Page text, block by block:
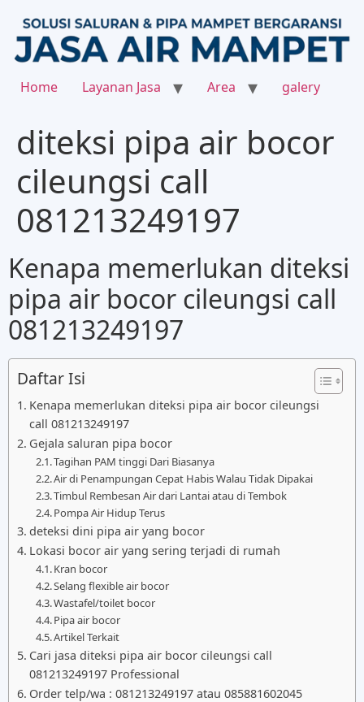
Home Layanan Jasa Area galery
diteksi pipa air bocor
cileungsi call
081213249197
Kenapa memerlukan diteksi
pipa air bocor cileungsi call
081213249197
Daftar Isi
Kenapa memerlukan diteksi pipa air bocor cileungsi
call 081213249197
Gejala saluran pipa bocor
Tagihan PAM tinggi Dari Biasanya
Air di Penampungan Cepat Habis Walau Tidak Dipakai
Timbul Rembesan Air dari Lantai atau di Tembok
Pompa Air Hidup Terus
deteksi dini pipa air yang bocor
Lokasi bocor air yang sering terjadi di rumah
Kran bocor
Selang flexible air bocor
Wastafel/toilet bocor
Pipa air bocor
Artikel Terkait
Cari jasa diteksi pipa air bocor cileungsi call
081213249197 Professional
Order telp/wa : 081213249197 atau 085881602045